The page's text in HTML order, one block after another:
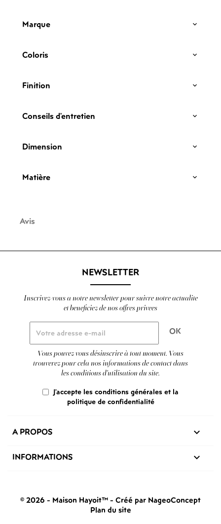
Marque
Coloris
Finition
Conseils d'entretien
Dimension
Matière
Avis
NEWSLETTER
Inscrivez-vous a notre newsletter pour suivre notre actualite
et beneficiez de nos offres privees
Vous pouvez vous désinscrire à tout moment. Vous
trouverez pour cela nos informations de contact dans
les conditions d'utilisation du site.
J'accepte les conditions générales et la
politique de confidentialité
A PROPOS 
INFORMATIONS 
© 2026 - Maison Hayoit™ - Créé par NageoConcept
Plan du site